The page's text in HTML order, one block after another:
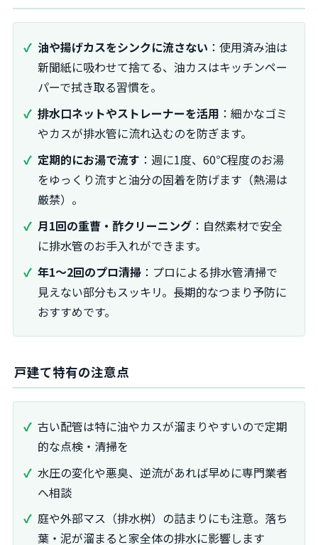
油や揚げカスをシンクに流さない ：使用済み油は
新聞紙に吸わせて捨てる、油カスはキッチンペー
パーで拭き取る習慣を。
排水口ネットやストレーナーを活用 ：細かなゴミ
やカスが排水管に流れ込むのを防ぎます。
定期的にお湯で流す ：週に1度、60℃程度のお湯
をゆっくり流すと油分の固着を防げます（熱湯は
厳禁）。
月1回の重曹・酢クリーニング ：自然素材で安全
に排水管のお手入れができます。
年1〜2回のプロ清掃 ：プロによる排水管清掃で
見えない部分もスッキリ。長期的なつまり予防に
おすすめです。
戸建て特有の注意点
古い配管は特に油やカスが溜まりやすいので定期
的な点検・清掃を
水圧の変化や悪臭、逆流があれば早めに専門業者
へ相談
庭や外部マス（排水桝）の詰まりにも注意。落ち
葉・泥が溜まると家全体の排水に影響します